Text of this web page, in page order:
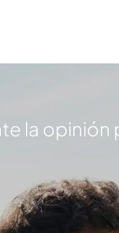
la opinión